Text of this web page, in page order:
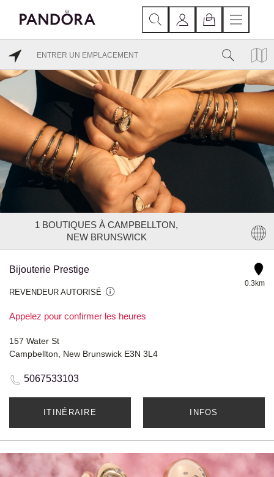
1 BOUTIQUES À CAMPBELLTON,
NEW BRUNSWICK
Bijouterie Prestige
REVENDEUR AUTORISÉ
Appelez pour confirmer les heures
0.3km
157 Water St
Campbellton, New Brunswick E3N 3L4
5067533103
ITINÉRAIRE INFOS